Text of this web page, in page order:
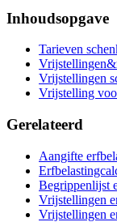
Inhoudsopgave
Tarieven
Vrijstellingen
Vrijstelling
Gerelateerd
Aangifte
Begrippenlijst
Vrijstellingen
Vrijstellingen